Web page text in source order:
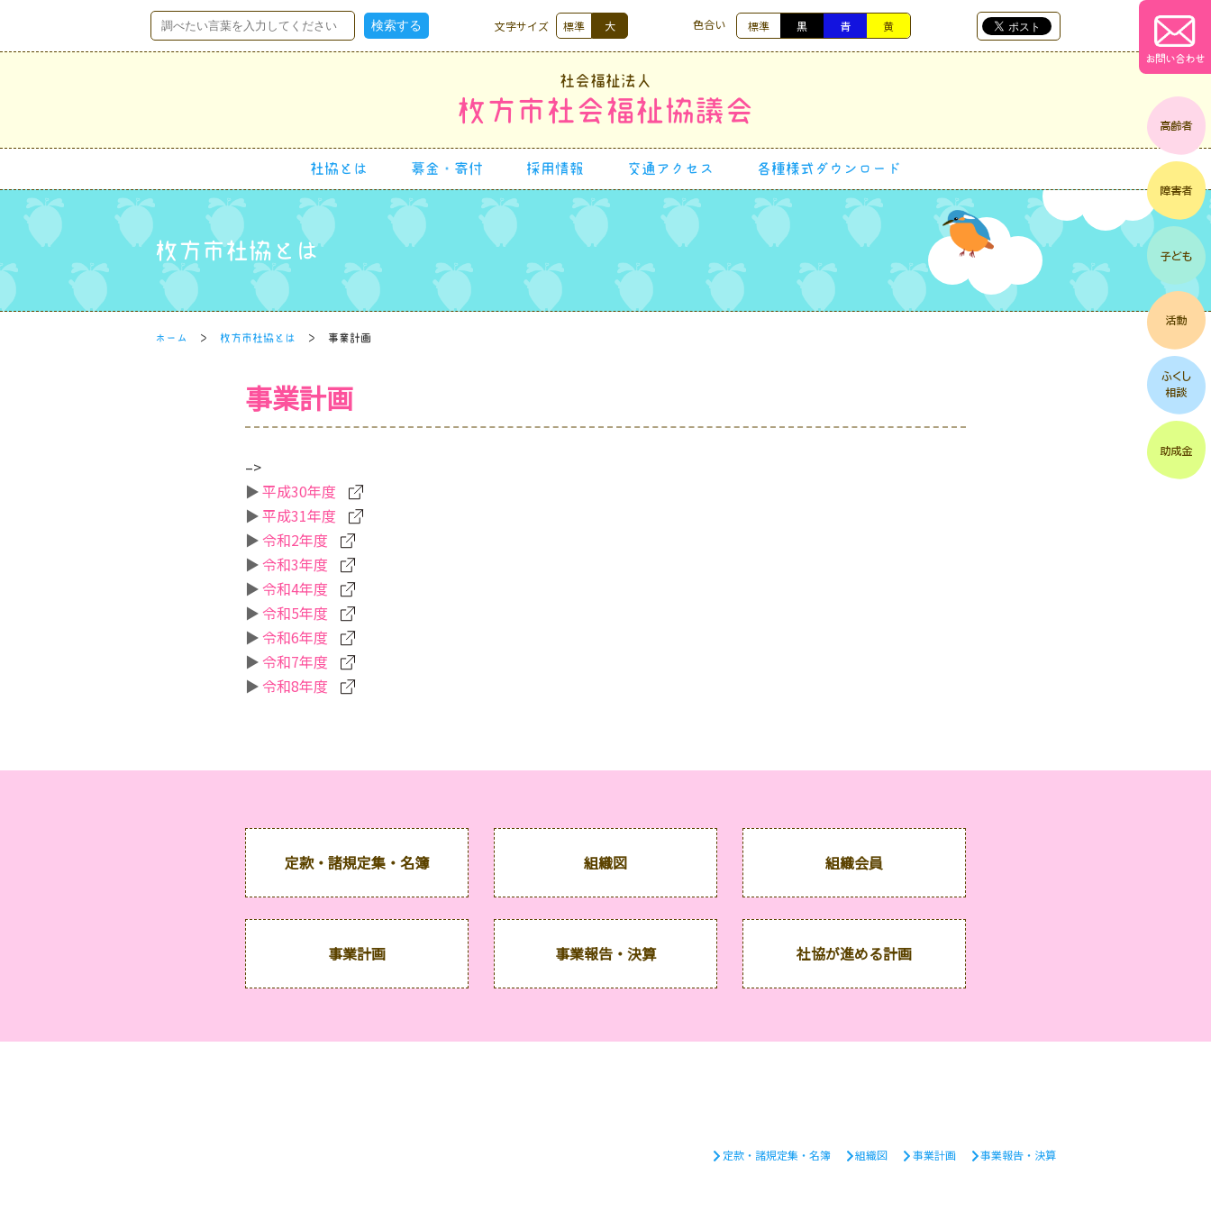
文字サイズ 標準 大 色合い 標準 黒 青 黄
社会福祉法人
枚方市社会福祉協議会
社協とは 募金・寄付 採用情報 交通アクセス 各種様式ダウンロード
お問い合わせ
枚方市社協とは
ホーム 枚方市社協とは 事業計画
事業計画
–>
平成30年度
平成31年度
令和2年度
令和3年度
令和4年度
令和5年度
令和6年度
令和7年度
令和8年度
定款・諸規定集・名簿 組織図 組織会員
事業計画 事業報告・決算 社協が進める計画
定款・諸規定集・名簿 組織図 事業計画 事業報告・決算